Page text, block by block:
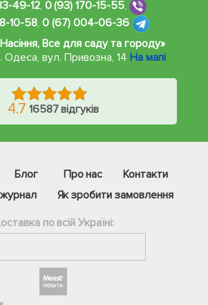
49-12, 0 (93) 170-15-55,
10-58, 0 (67) 004-06-36
Все для саду та городу»
Одеса,вул. Привозна, 14 На мапі
4.7 16587 відгуків
Блог Про нас
Контакти
Як зробити замовлення
по всій Україні: